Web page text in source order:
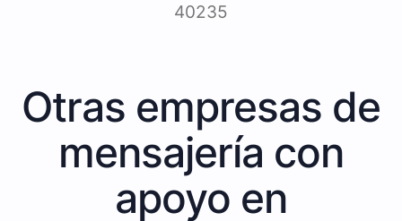
40235
Otras empresas de
mensajería con
apoyo en